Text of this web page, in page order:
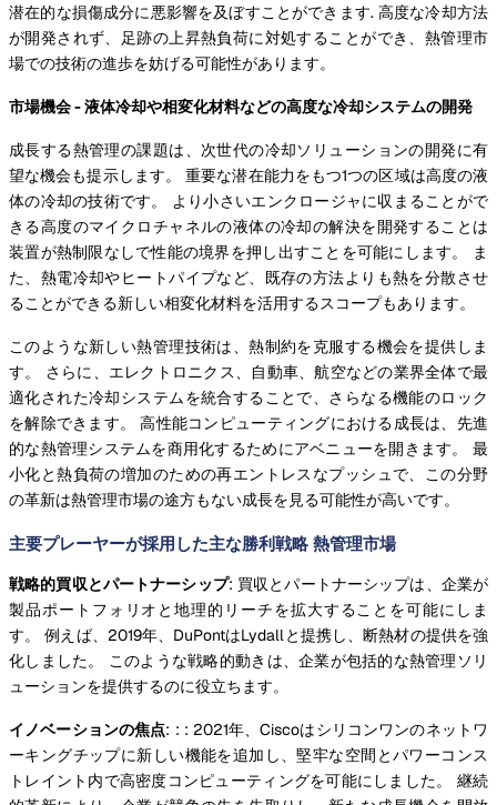
潜在的な損傷成分に悪影響を及ぼすことができます. 高度な冷却方法
が開発されず、足跡の上昇熱負荷に対処することができ、熱管理市
場での技術の進歩を妨げる可能性があります。
市場機会 - 液体冷却や相変化材料などの高度な冷却システムの開発
成長する熱管理の課題は、次世代の冷却ソリューションの開発に有
望な機会も提示します。 重要な潜在能力をもつ1つの区域は高度の液
体の冷却の技術です。 より小さいエンクロージャに収まることがで
きる高度のマイクロチャネルの液体の冷却の解決を開発することは
装置が熱制限なしで性能の境界を押し出すことを可能にします。 ま
た、熱電冷却やヒートパイプなど、既存の方法よりも熱を分散させ
ることができる新しい相変化材料を活用するスコープもあります。
このような新しい熱管理技術は、熱制約を克服する機会を提供しま
す。 さらに、エレクトロニクス、自動車、航空などの業界全体で最
適化された冷却システムを統合することで、さらなる機能のロック
を解除できます。 高性能コンピューティングにおける成長は、先進
的な熱管理システムを商用化するためにアベニューを開きます。 最
小化と熱負荷の増加のための再エントレスなプッシュで、この分野
の革新は熱管理市場の途方もない成長を見る可能性が高いです。
主要プレーヤーが採用した主な勝利戦略 熱管理市場
戦略的買収とパートナーシップ: 買収とパートナーシップは、企業が
製品ポートフォリオと地理的リーチを拡大することを可能にしま
す。 例えば、2019年、DuPontはLydallと提携し、断熱材の提供を強
化しました。 このような戦略的動きは、企業が包括的な熱管理ソリ
ューションを提供するのに役立ちます。
イノベーションの焦点: : : 2021年、Ciscoはシリコンワンのネットワ
ーキングチップに新しい機能を追加し、堅牢な空間とパワーコンス
トレイント内で高密度コンピューティングを可能にしました。 継続